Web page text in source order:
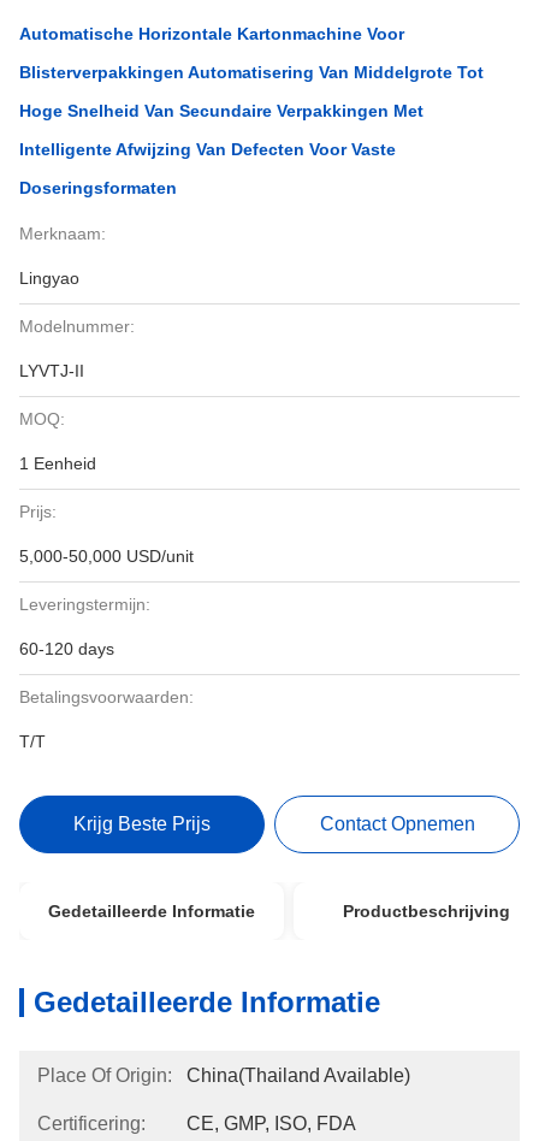
Automatische Horizontale Kartonmachine Voor
Blisterverpakkingen Automatisering Van Middelgrote Tot
Hoge Snelheid Van Secundaire Verpakkingen Met
Intelligente Afwijzing Van Defecten Voor Vaste
Doseringsformaten
Merknaam:
Lingyao
Modelnummer:
LYVTJ-II
MOQ:
1 Eenheid
Prijs:
5,000-50,000 USD/unit
Leveringstermijn:
60-120 days
Betalingsvoorwaarden:
T/T
Krijg Beste Prijs Contact Opnemen
Gedetailleerde Informatie Productbeschrijving
Gedetailleerde Informatie
Place Of Origin: China(Thailand Available)
Certificering: CE, GMP, ISO, FDA